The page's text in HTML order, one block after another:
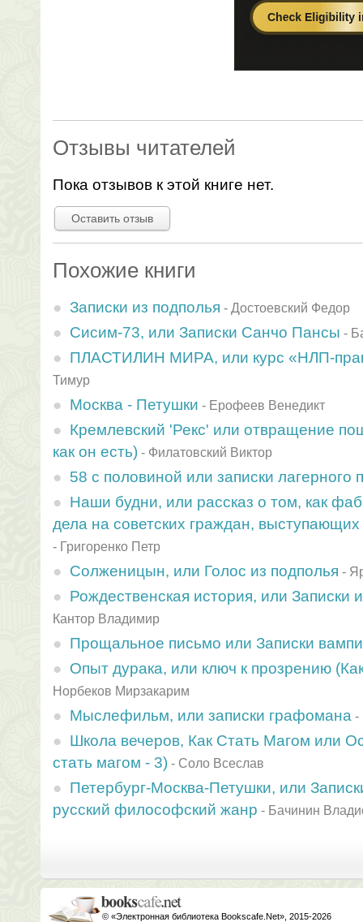
Отзывы читателей
Пока отзывов к этой книге нет.
Оставить отзыв
Похожие книги
Записки из подполья - Достоевский Федор
Сисим-73, или Записки Санчо Пансы -
ПЛАСТИЛИН МИРА, или курс «НЛП-
Тимур
Москва - Петушки - Ерофеев Венедикт
Кремлевский 'Рекс' или отвращение
как он есть) - Филатовский Виктор
58 с половиной или записки лагерного
Наши будни, или рассказ о том, как
дела на советских граждан,
- Григоренко Петр
Солженицын, или Голос из подполья -
Рождественская история, или Записки
Кантор Владимир
Прощальное письмо или Записки
Опыт дурака, или ключ к прозрению
Норбеков Мирзакарим
Мыслефильм, или записки графомана -
Школа вечеров, Как Стать Магом или
стать магом - 3) - Соло Всеслав
Петербург-Москва-Петушки, или
русский философский жанр - Бачинин
© «Электронная библиотека Bookscafe.Net», 2015-2026